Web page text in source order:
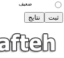
ضعیف